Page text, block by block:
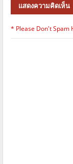
แสดงความคิดเห็น
* Please Don't Spam